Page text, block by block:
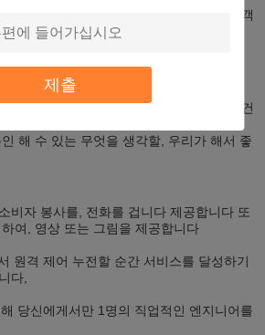
제출
업적인 해결책의 높은 가치를 우리의 고객
다.
객, 무엇이든 스페셜에게서 다른 필요조건
니다
해 수 있는 무엇을 생각할, 우리가 해서 좋
비자 봉사를, 전화를 겁니다 제공합니다 또
여, 영상 또는 그림을 제공합니다
원격 제어 누전할 순간 서비스를 달성하기
다,
당신에게서만 1명의 직업적인 엔지니어를